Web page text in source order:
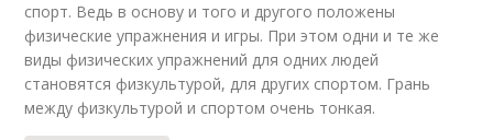
спорт. Ведь в основу и того и другого положены
физические упражнения и игры. При этом одни и те же
виды физических упражнений для одних людей
становятся физкультурой, для других спортом. Грань
между физкультурой и спортом очень тонкая.